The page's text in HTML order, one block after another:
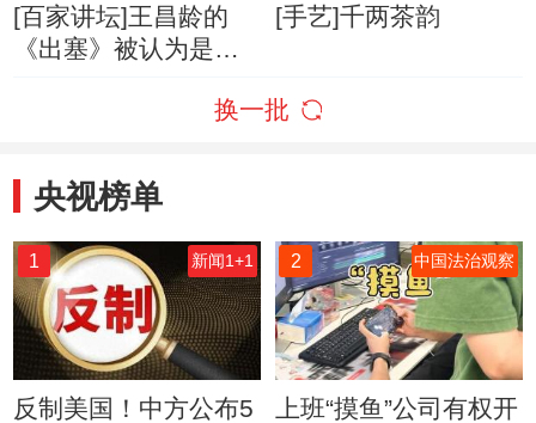
[百家讲坛]王昌龄的
《出塞》被认为是唐
[手艺]千两茶韵
换一批
央视榜单
1 新闻1+1
反制美国！中方公布5
2 中国法治观察
上班“摸鱼”公司有权开